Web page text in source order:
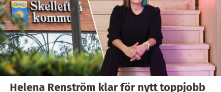
Helena Renström klar för nytt toppjobb